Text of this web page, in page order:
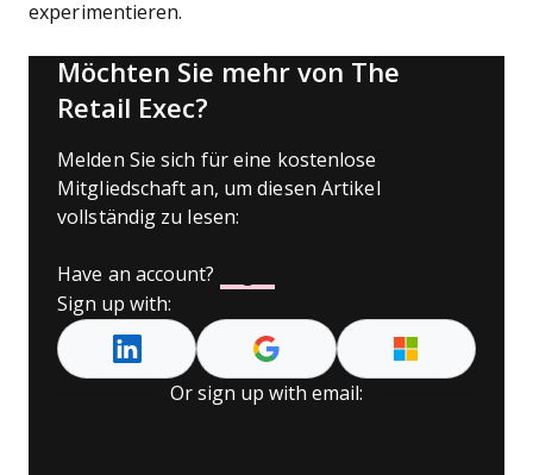
experimentieren.
Möchten Sie mehr von The
Retail Exec?
Melden Sie sich für eine kostenlose
Mitgliedschaft an, um diesen Artikel
vollständig zu lesen:
Have an account?
Sign up with:
Or sign up with email: